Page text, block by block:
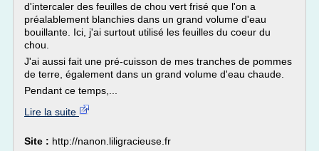
d'intercaler des feuilles de chou vert frisé que l'on a
préalablement blanchies dans un grand volume d'eau
bouillante. Ici, j'ai surtout utilisé les feuilles du coeur du
chou.
J'ai aussi fait une pré-cuisson de mes tranches de pommes
de terre, également dans un grand volume d'eau chaude.
Pendant ce temps,...
Lire la suite
Site : http://nanon.liligracieuse.fr